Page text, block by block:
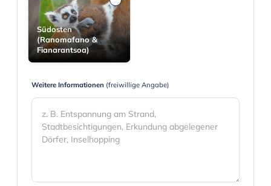
Südosten
(Ranomafano &
Fianarantsoa)
Weitere Informationen (freiwillige Angabe)